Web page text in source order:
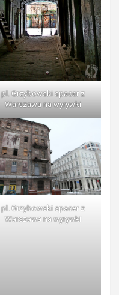
pl. Grzybowski spacer z
Warszawa na wyrywki
pl. Grzybowski spacer z
Warszawa na wyrywki